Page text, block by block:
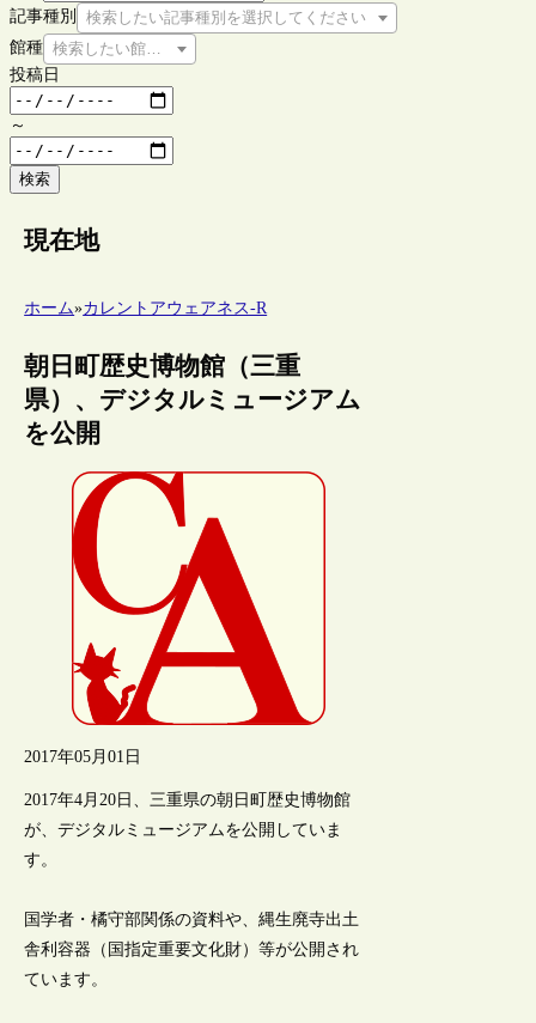
記事種別
検索したい記事種別を選択してください
館種 検索したい館種を選択してください
投稿日
～
検索
現在地
ホーム»カレントアウェアネス-R
朝日町歴史博物館（三重
県）、デジタルミュージアム
を公開
2017年05月01日
2017年4月20日、三重県の朝日町歴史博物館
が、デジタルミュージアムを公開していま
す。
国学者・橘守部関係の資料や、縄生廃寺出土
舎利容器（国指定重要文化財）等が公開され
ています。